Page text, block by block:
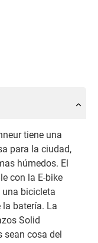
tiene una
para la ciudad,
húmedos. El
con la E-bike
una bicicleta
batería. La
Solid
sean cosa del